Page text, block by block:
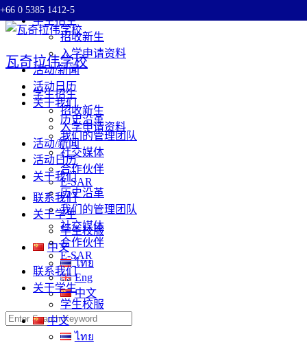
Skip
to
+66 0 5385 1412-5
瓦奇拉伟学校
学生招生
招收新生
入学申请资料
活动/新闻
活动日历
关于我们
历史沿革
我们的管理团队
社交媒体
合作伙伴
E-SAR
联系我们
关于学生
学生校服
中文
ไทย
学生招生
招收新生
入学申请资料
活动/新闻
活动日历
关于我们
历史沿革
我们的管理团队
社交媒体
合作伙伴
E-SAR
联系我们
关于学生
学生校服
中文
ไทย
Eng
中文
Search
for: